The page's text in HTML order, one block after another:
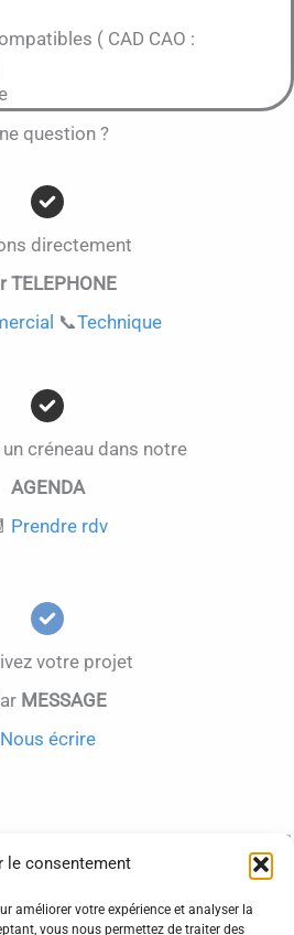
le consentement
améliorer votre expérience et analyser la
vous nous permettez de traiter des
( CAD CAO :
question ?
directement
TELEPHONE
📞Technique
créneau dans notre
AGENDA
Prendre rdv
votre projet
MESSAGE
Nous écrire
sommes-nous
légales